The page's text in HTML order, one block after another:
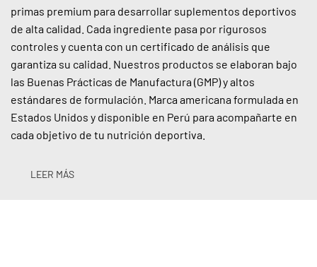
primas premium para desarrollar suplementos deportivos
de alta calidad. Cada ingrediente pasa por rigurosos
controles y cuenta con un certificado de análisis que
garantiza su calidad. Nuestros productos se elaboran bajo
las Buenas Prácticas de Manufactura (GMP) y altos
estándares de formulación. Marca americana formulada en
Estados Unidos y disponible en Perú para acompañarte en
cada objetivo de tu nutrición deportiva.
LEER MÁS